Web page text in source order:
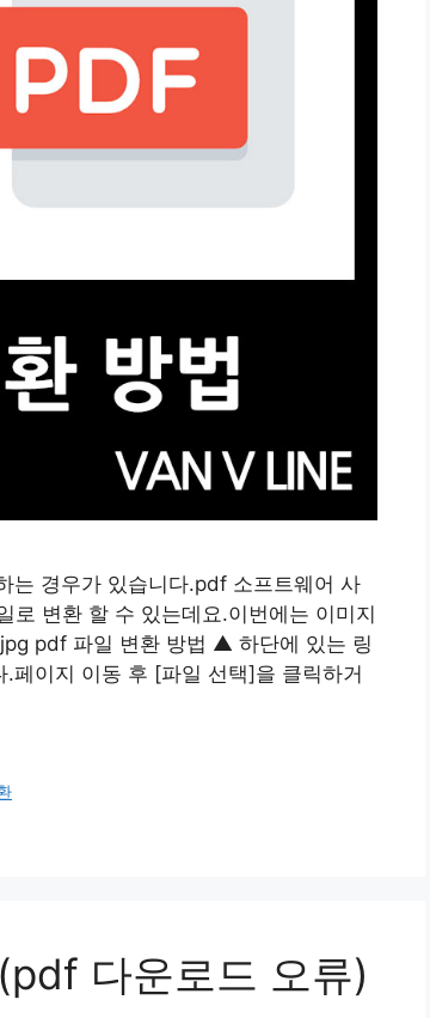
는 경우가 있습니다.pdf 소프트웨어 사
변환 할 수 있는데요.이번에는 이미지
pdf 파일 변환 방법 ▲ 하단에 있는 링
이지 이동 후 [파일 선택]을 클릭하거
다운로드 오류)